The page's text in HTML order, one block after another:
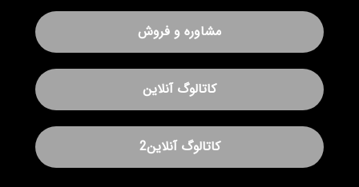
مشاوره و فروش
کاتالوگ آنلاین
کاتالوگ آنلاین2